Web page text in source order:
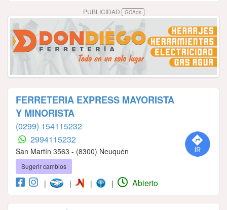
PUBLICIDAD GCAds
FERRETERIA EXPRESS MAYORISTA
Y MINORISTA
(0299) 154115232
2994115232
San Martín 3563 - (8300) Neuquén
Sugerir cambios
| | | | Abierto